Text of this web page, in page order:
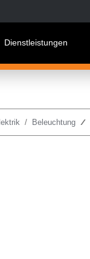
Dienstleistungen
Beleuchtung